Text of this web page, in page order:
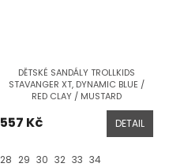
DĚTSKÉ SANDÁLY TROLLKIDS
STAVANGER XT, DYNAMIC BLUE /
RED CLAY / MUSTARD
557 Kč DETAIL
28 29 30 32 33 34